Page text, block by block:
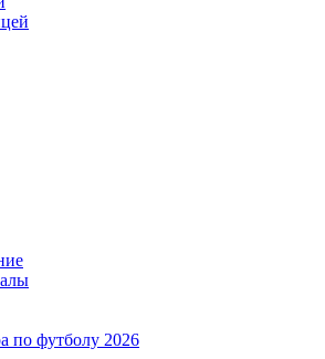
по футболу 2026